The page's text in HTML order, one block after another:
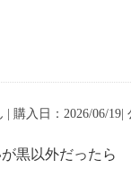
| 購入日：2026/06/19|
以外だったら